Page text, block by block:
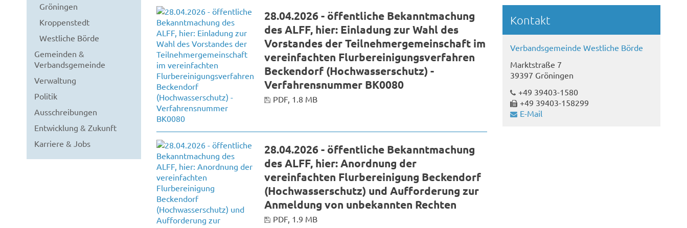
Gröningen
Kroppenstedt
Westliche Börde
Gemeinden &
Verbandsgemeinde
Verwaltung
Politik
Ausschreibungen
Entwicklung & Zukunft
Karriere & Jobs
28.04.2026 - öffentliche Bekanntmachung
des ALFF, hier: Einladung zur Wahl des
Vorstandes der Teilnehmergemeinschaft im
vereinfachten Flurbereinigungsverfahren
Beckendorf (Hochwasserschutz) -
Verfahrensnummer BK0080
PDF, 1.8 MB
28.04.2026 - öffentliche Bekanntmachung
des ALFF, hier: Anordnung der
vereinfachten Flurbereinigung Beckendorf
(Hochwasserschutz) und Aufforderung zur
Anmeldung von unbekannten Rechten
PDF, 1.9 MB
Kontakt
Verbandsgemeinde Westliche Börde
Marktstraße 7
39397 Gröningen
+49 39403-1580
+49 39403-158299
E-Mail